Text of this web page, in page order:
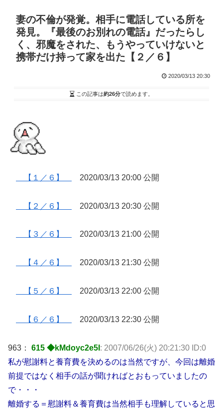
妻の不倫が発覚。相手に電話している所を
発見。『最後のお別れの電話』だったらし
く、邪魔をされた、もうやっていけないと
携帯だけ持って家を出た【２／６】
2020/03/13 20:30
この記事は約26分で読めます。
【１／６】 2020/03/13 20:00 公開
【２／６】 2020/03/13 20:30 公開
【３／６】 2020/03/13 21:00 公開
【４／６】 2020/03/13 21:30 公開
【５／６】 2020/03/13 22:00 公開
【６／６】 2020/03/13 22:30 公開
963： 615 ◆kMdoyc2e5I : 2007/06/26(火) 20:21:30 ID:0
私が慰謝料と養育費を決めるのは当然ですが、今回は離婚
前提ではなく相手の話が聞ければとおもっていましたの
で・・・
離婚する＝慰謝料＆養育費は当然相手も理解していると思